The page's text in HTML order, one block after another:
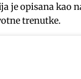
je opisana kao
trenutke.